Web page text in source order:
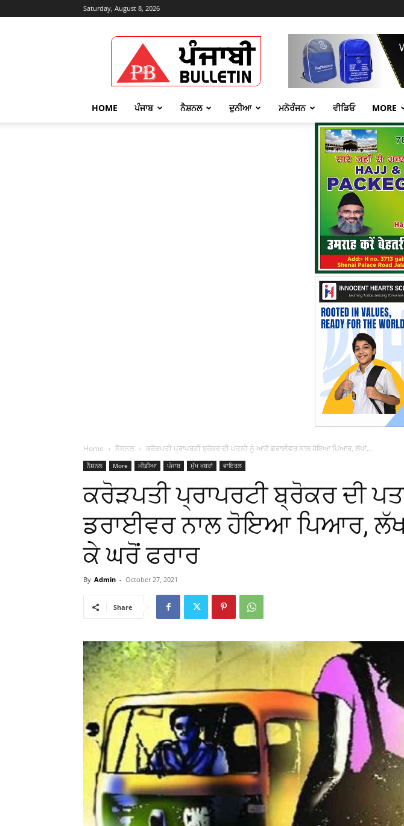
Saturday, August 8, 2026
Punjabi
Bulletin
HOME ਪੰਜਾਬ ਨੈਸ਼ਨਲ ਦੁਨੀਆ ਮਨੋਰੰਜਨ ਵੀਡਿਓ MORE
Home ਨੈਸ਼ਨਲ ਕਰੋੜਪਤੀ ਪ੍ਰਾਪਰਟੀ ਬ੍ਰੋਕਰ ਦੀ ਪਤਨੀ ਨੂੰ ਆਟੋ ਡਰਾਈਵਰ ਨਾਲ ਹੋਇਆ ਪਿਆਰ, ਲੱਖਾਂ...
ਨੈਸ਼ਨਲ More ਮੀਡੀਆ ਪੰਜਾਬ ਮੁੱਖ ਖਬਰਾਂ ਵਾਇਰਲ
ਕਰੋੜਪਤੀ ਪ੍ਰਾਪਰਟੀ ਬ੍ਰੋਕਰ ਦੀ
ਡਰਾਈਵਰ ਨਾਲ ਹੋਇਆ ਪਿਆਰ,
ਕੇ ਘਰੋਂ ਫਰਾਰ
By Admin - October 27, 2021
Share